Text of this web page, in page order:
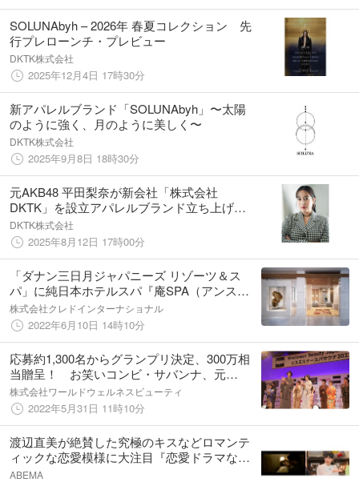
SOLUNAbyh – 2026年 春夏コレクション 先
行プレローンチ・プレビュー
DKTK株式会社
2025年12月4日 17時30分
新アパレルブランド「SOLUNAbyh」〜太陽
のように強く、月のように美しく〜
DKTK株式会社
2025年9月8日 18時30分
元AKB48 平田梨奈が新会社「株式会社
DKTK」を設立アパレルブランド立ち上げに
向けて始動！
DKTK株式会社
2025年8月12日 17時00分
「ダナン三日月ジャパニーズ リゾーツ＆ス
パ」に純日本ホテルスパ『庵SPA（アンス
パ）』ベトナム初出店 2022年6月20日オー
プン アジア最大級のリゾートホテルで日本
のおもてなし
株式会社クレドインターナショナル
2022年6月10日 14時10分
応募約1,300名からグランプリ決定、300万相
当贈呈！ お笑いコンビ・サバンナ、元
NMB48山田菜々らが審査 「ミスミスタースパ
サウナ」最終審査・授賞式開催
株式会社ワールドウェルネスビューティ
2022年5月31日 11時10分
渡辺直美が絶賛した究極のキスなどロマンテ
ィックな恋愛模様に大注目『恋愛ドラマな恋
がしたい～Kiss On The Bed～』最終回目前
ABEMA